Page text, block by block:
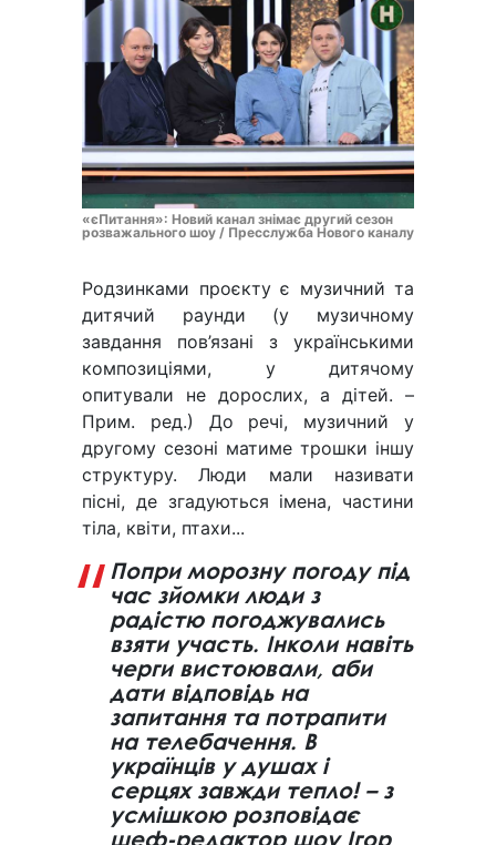
«єПитання»: Новий канал знімає другий сезон
розважального шоу / Пресслужба Нового каналу
Родзинками проєкту є музичний та
дитячий раунди (у музичному
завдання пов’язані з українськими
композиціями, у дитячому
опитували не дорослих, а дітей. –
Прим. ред.) До речі, музичний у
другому сезоні матиме трошки іншу
структуру. Люди мали називати
пісні, де згадуються імена, частини
тіла, квіти, птахи...
Попри морозну погоду під
час зйомки люди з
радістю погоджувались
взяти участь. Інколи навіть
черги вистоювали, аби
дати відповідь на
запитання та потрапити
на телебачення. В
українців у душах і
серцях завжди тепло! – з
усмішкою розповідає
шеф-редактор шоу Ігор